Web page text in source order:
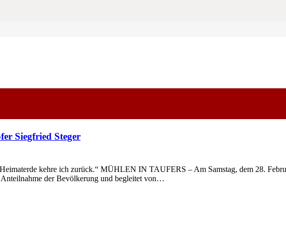
Siegfried Steger
Heimaterde kehre ich zurück.“ MÜHLEN IN TAUFERS – Am Samstag, dem 28.
der Bevölkerung und begleitet von…